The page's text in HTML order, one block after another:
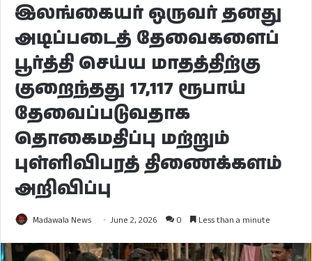
இலங்கையர் ஒருவர் தனது
அடிப்படைத் தேவைகளைப்
பூர்த்தி செய்ய மாதத்திற்கு
குறைந்தது 17,117 ரூபாய்
தேவைப்படுவதாக
தொகைமதிப்பு மற்றும்
புள்ளிவிபரத் திணைக்களம்
அறிவிப்பு
Madawala News June 2, 2026 0 Less than a minute